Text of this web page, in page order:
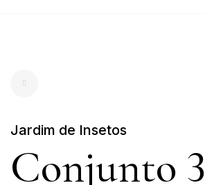
Jardim de Insetos
Conjunto 3